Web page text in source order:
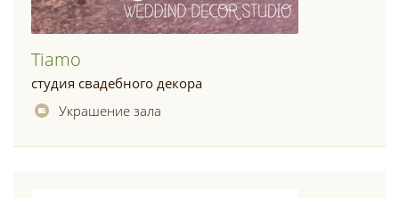
Tiamo
студия свадебного декора
Украшение зала